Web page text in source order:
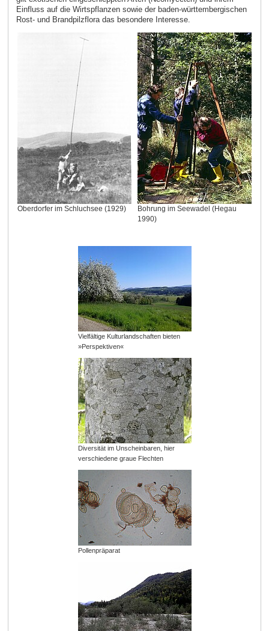
Einfluss auf die Wirtspflanzen sowie der baden-württembergischen
Rost- und Brandpilzflora das besondere Interesse.
Oberdorfer im Schluchsee (1929)
Bohrung im Seewadel (Hegau
1990)
Vielfältige Kulturlandschaften bieten
»Perspektiven«
Diversität im Unscheinbaren, hier
verschiedene graue Flechten
Pollenpräparat